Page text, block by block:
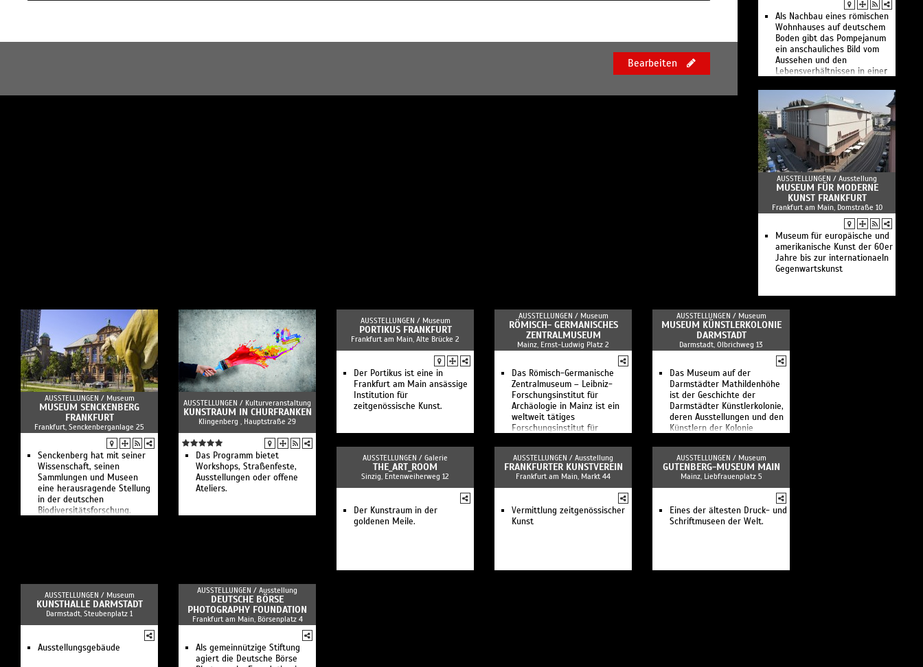
Bearbeiten
Als Nachbau eines römischen
Wohnhauses auf deutschem
Boden gibt das Pompejanum
ein anschauliches Bild vom
Aussehen und den
Lebensverhältnissen in einer
AUSSTELLUNGEN / Ausstellung
MUSEUM FÜR MODERNE
KUNST FRANKFURT
Frankfurt am Main, Domstraße 10
Museum für europäische und
amerikanische Kunst der 60er
Jahre bis zur internationaeln
Gegenwartskunst
AUSSTELLUNGEN / Museum
MUSEUM SENCKENBERG
FRANKFURT
Frankfurt, Senckenberganlage 25
Senckenberg hat mit seiner
Wissenschaft, seinen
Sammlungen und Museen
eine herausragende Stellung
in der deutschen
Biodiversitätsforschung.
AUSSTELLUNGEN / Kulturveranstaltung
KUNSTRAUM IN CHURFRANKEN
Klingenberg , Hauptstraße 29
Das Programm bietet
Workshops, Straßenfeste,
Ausstellungen oder offene
Ateliers.
AUSSTELLUNGEN / Museum
PORTIKUS FRANKFURT
Frankfurt am Main, Alte Brücke 2
Der Portikus ist eine in
Frankfurt am Main ansässige
Institution für
zeitgenössische Kunst.
AUSSTELLUNGEN / Museum
RÖMISCH- GERMANISCHES
ZENTRALMUSEUM
Mainz, Ernst-Ludwig Platz 2
Das Römisch-Germanische
Zentralmuseum – Leibniz-
Forschungsinstitut für
Archäologie in Mainz ist ein
weltweit tätiges
Forschungsinstitut für
AUSSTELLUNGEN / Museum
MUSEUM KÜNSTLERKOLONIE
DARMSTADT
Darmstadt, Olbrichweg 13
Das Museum auf der
Darmstädter Mathildenhöhe
ist der Geschichte der
Darmstädter Künstlerkolonie,
deren Ausstellungen und den
Künstlern der Kolonie
AUSSTELLUNGEN / Galerie
THE_ART_ROOM
Sinzig, Entenweiherweg 12
Der Kunstraum in der
goldenen Meile.
AUSSTELLUNGEN / Ausstellung
FRANKFURTER KUNSTVEREIN
Frankfurt am Main, Markt 44
Vermittlung zeitgenössischer
Kunst
AUSSTELLUNGEN / Museum
GUTENBERG-MUSEUM MAIN
Mainz, Liebfrauenplatz 5
Eines der ältesten Druck- und
Schriftmuseen der Welt.
AUSSTELLUNGEN / Museum
KUNSTHALLE DARMSTADT
Darmstadt, Steubenplatz 1
Ausstellungsgebäude
AUSSTELLUNGEN / Ausstellung
DEUTSCHE BÖRSE
PHOTOGRAPHY FOUNDATION
Frankfurt am Main, Börsenplatz 4
Als gemeinnützige Stiftung
agiert die Deutsche Börse